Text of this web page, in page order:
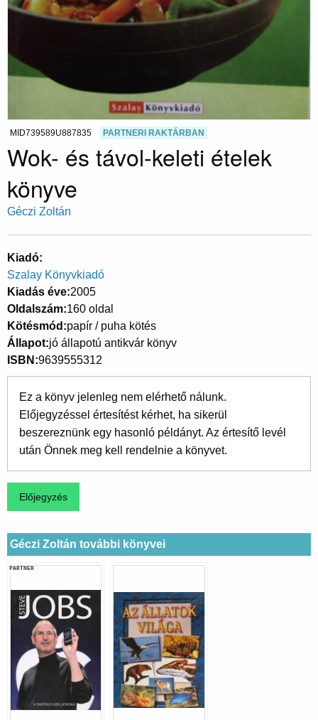
MID739589U887835 PARTNERI RAKTÁRBAN
Wok- és távol-keleti ételek
könyve
Géczi Zoltán
Kiadó
Szalay Könyvkiadó
Kiadás éve 2005
Oldalszám 160 oldal
Kötésmód papír / puha kötés
Állapot jó állapotú antikvár könyv
ISBN 9639555312
Ez a könyv jelenleg nem elérhető nálunk.
Előjegyzéssel értesítést kérhet, ha sikerül
beszereznünk egy hasonló példányt. Az értesítő levél
után Önnek meg kell rendelnie a könyvet.
Géczi Zoltán további könyvei
PARTNER